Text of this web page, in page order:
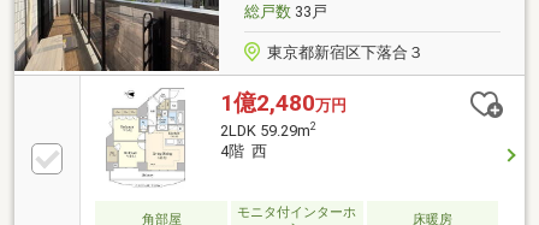
総戸数33戸
東京都新宿区下落合３
1億2,480万円
2LDK 59.29m2
4階 西
角部屋
モニタ付インターホ
床暖房